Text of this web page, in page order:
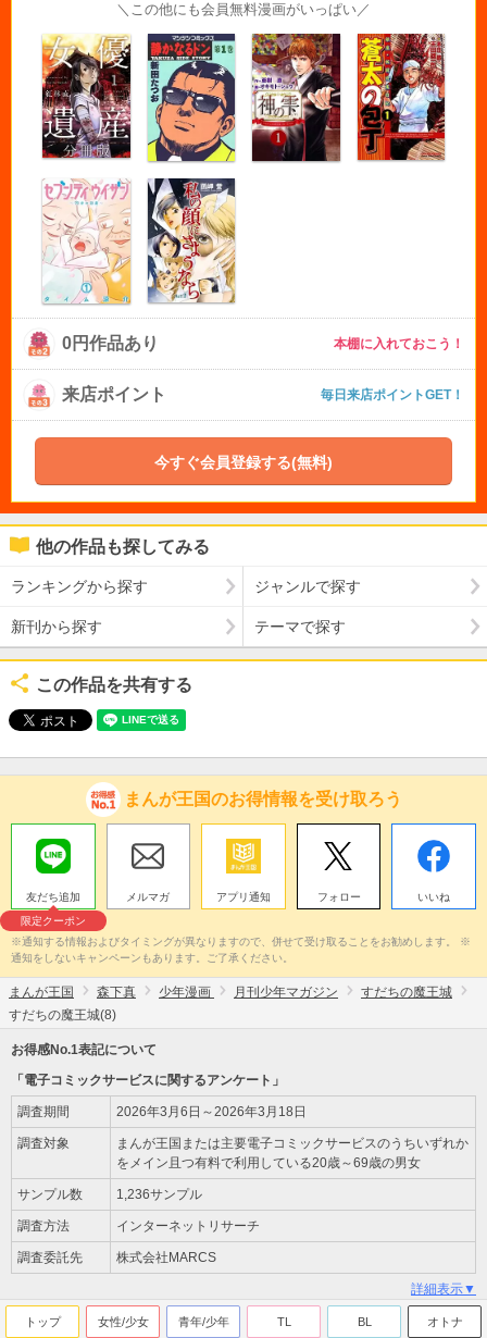
＼この他にも会員無料漫画がいっぱい／
0円作品あり 本棚に入れておこう！
来店ポイント 毎日来店ポイントGET！
今すぐ会員登録する(無料)
他の作品も探してみる
ランキングから探す ジャンルで探す
新刊から探す テーマで探す
この作品を共有する
まんが王国のお得情報を受け取ろう
友だち追加
限定クーポン
メルマガ アプリ通知 フォロー いいね
※通知する情報およびタイミングが異なりますので、併せて受け取ることをお勧めします。 ※
通知をしないキャンペーンもあります。ご了承ください。
まんが王国 森下真 少年漫画 月刊少年マガジン
すだちの魔王城
すだちの魔王城(8)
お得感No.1表記について
「電子コミックサービスに関するアンケート」
調査期間 2026年3月6日～2026年3月18日
調査対象
まんが王国または主要電子コミックサービスのうちいずれか
をメイン且つ有料で利用している20歳～69歳の男女
サンプル数 1,236サンプル
調査方法 インターネットリサーチ
調査委託先 株式会社MARCS
詳細表示▼
トップ 女性/少女 青年/少年 TL BL オトナ